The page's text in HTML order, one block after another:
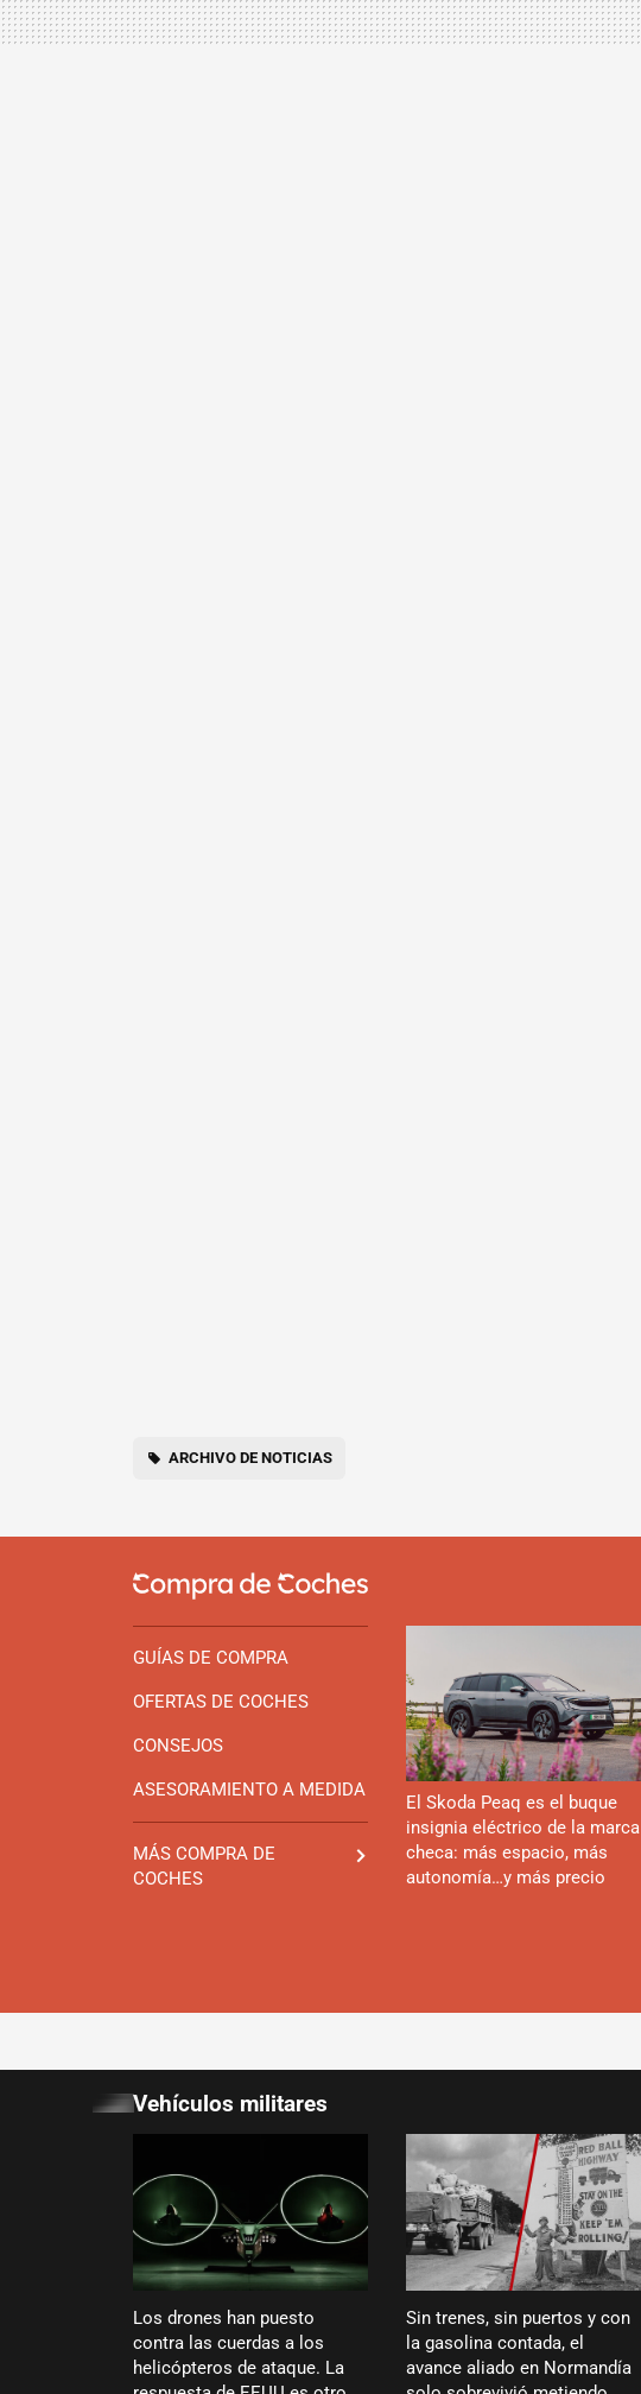
ARCHIVO DE NOTICIAS
GUÍAS DE COMPRA
OFERTAS DE COCHES
CONSEJOS
ASESORAMIENTO A MEDIDA
MÁS COMPRA DE
COCHES
El Skoda Peaq es el buque
insignia eléctrico de la marca
checa: más espacio, más
autonomía…y más precio
Vehículos militares
Los drones han puesto
contra las cuerdas a los
helicópteros de ataque. La
Sin trenes, sin puertos y con
la gasolina contada, el
avance aliado en Normandía